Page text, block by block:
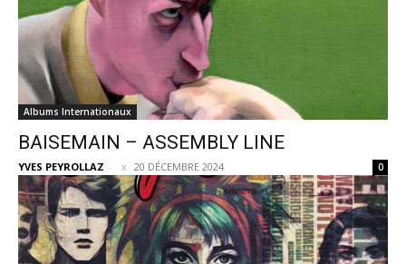
Albums Internationaux
BAISEMAIN – ASSEMBLY LINE
YVES PEYROLLAZ - 20 DÉCEMBRE 2024 0